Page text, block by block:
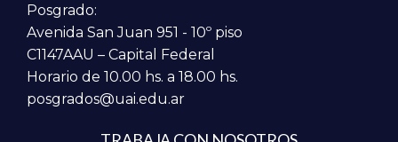
Posgrado:
Avenida San Juan 951 - 10º piso
C1147AAU – Capital Federal
Horario de 10.00 hs. a 18.00 hs.
posgrados@uai.edu.ar